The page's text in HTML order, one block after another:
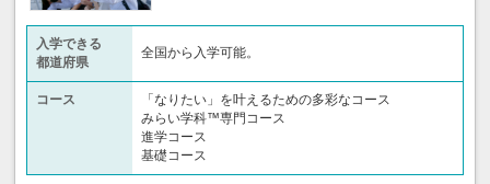
入学できる
都道府県
全国から入学可能。
コース
「なりたい」を叶えるための多彩なコース
みらい学科™専門コース
進学コース
基礎コース